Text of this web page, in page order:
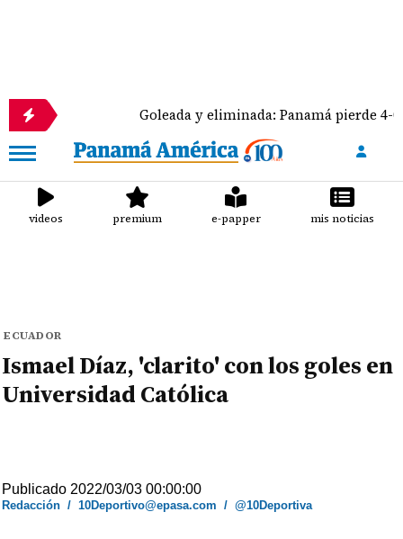
Goleada y eliminada: Panamá pierde 4-0 ante
videos premium e-papper mis noticias
ECUADOR
Ismael Díaz, 'clarito' con los goles en
Universidad Católica
Publicado 2022/03/03 00:00:00
Redacción /10Deportivo@epasa.com /@10Deportiva